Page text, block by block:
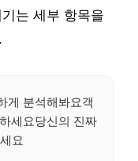
는 세부 항목을
게 분석해봐요객
세요당신의 진짜
요